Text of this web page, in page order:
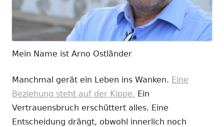
Mein Name ist Arno Ostländer
Manchmal gerät ein Leben ins Wanken. Eine
Beziehung steht auf der Kippe. Ein
Vertrauensbruch erschüttert alles. Eine
Entscheidung drängt, obwohl innerlich noch